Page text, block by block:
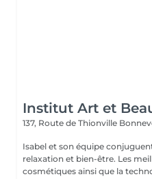
Institut Art et
137, Route de Thionville
Isabel et son équipe
relaxation et bien-être. Les meilleures marques esthétiques et
cosmétiques ainsi que la